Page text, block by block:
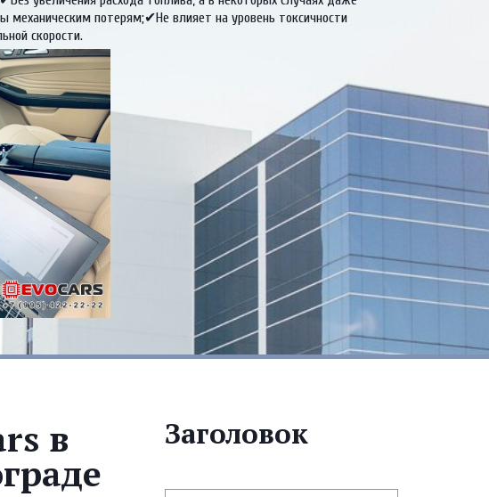
потерям;✔Не влияет на уровень токсичности
скорости.
в Заголовок